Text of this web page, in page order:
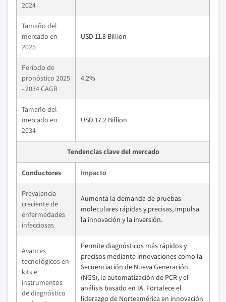
2024
Tamaño del
mercado en
2025
USD 11.8 Billion
Período de
pronóstico 2025
- 2034 CAGR
4.2%
Tamaño del
mercado en
2034
USD 17.2 Billion
Tendencias clave del mercado
Conductores Impacto
Prevalencia
creciente de
enfermedades
infecciosas
Aumenta la demanda de pruebas
moleculares rápidas y precisas, impulsa
la innovación y la inversión.
Avances
tecnológicos en
kits e
instrumentos
de diagnóstico
Permite diagnósticos más rápidos y
precisos mediante innovaciones como la
Secuenciación de Nueva Generación
(NGS), la automatización de PCR y el
análisis basado en IA. Fortalece el
liderazgo de Norteamérica en innovación